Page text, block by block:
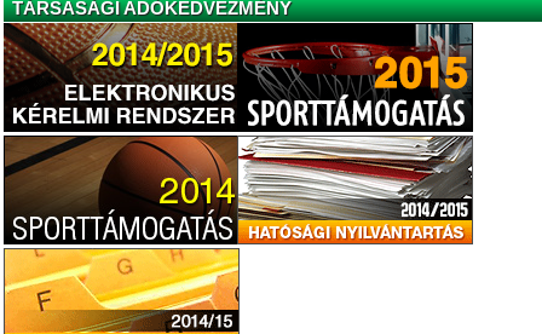
TÁRSASÁGI ADÓKEDVEZMÉNY